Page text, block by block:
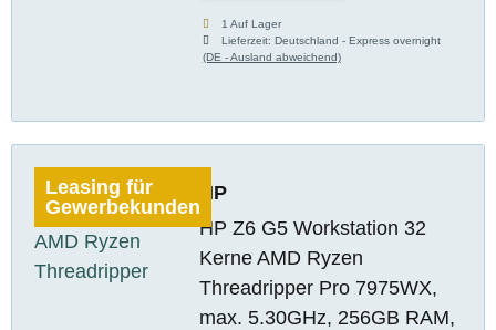
1 Auf Lager
Lieferzeit:Deutschland - Express overnight
(DE - Ausland abweichend)
Leasing für
Gewerbekunden
HP
HP Z6 G5 Workstation 32
Kerne AMD Ryzen
Threadripper Pro 7975WX,
max. 5.30GHz, 256GB RAM,